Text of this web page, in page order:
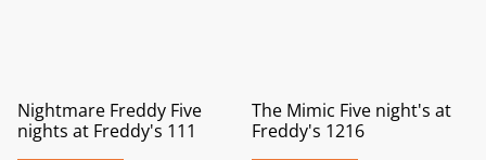
Nightmare Freddy Five
nights at Freddy's 111
The Mimic Five night's at
Freddy's 1216